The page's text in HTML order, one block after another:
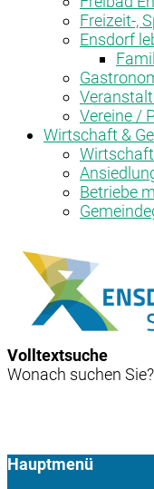
Freizeit-,
Ensdorf
Vereine /
Wirtschaft &
Betriebe
Volltextsuche
Wonach suchen Sie?
Hauptmenü